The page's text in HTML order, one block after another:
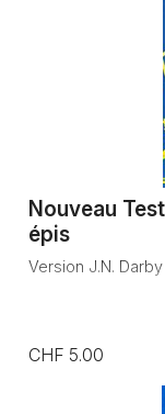
Nouveau
épis
Version J.N. Darby
CHF 5.00